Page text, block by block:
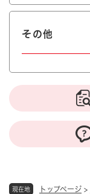
現在地 トップページ >
その他